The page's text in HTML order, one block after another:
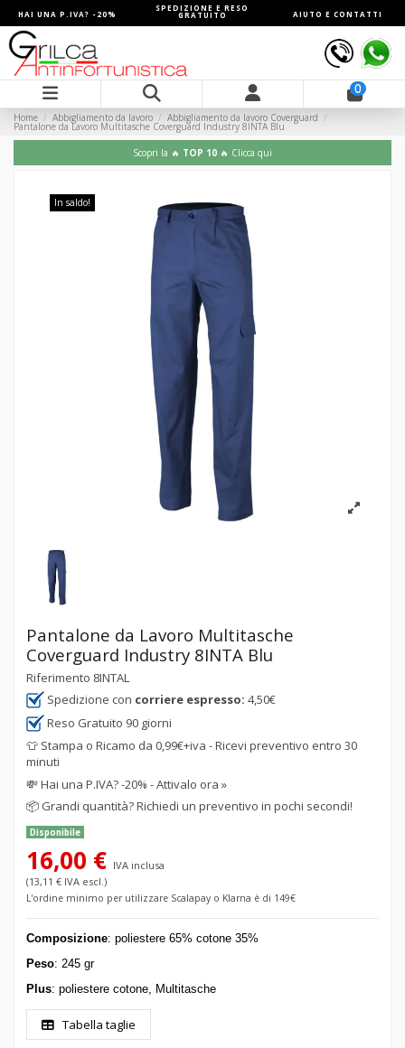
HAI UNA P.IVA? -20%
SPEDIZIONE E RESO
GRATUITO AIUTO E CONTATTI
0
Home Abbigliamento da lavoro Abbigliamento da lavoro Coverguard
Pantalone da Lavoro Multitasche Coverguard Industry 8INTA Blu
Scopri la 🔥 TOP 10 🔥 Clicca qui
In saldo!
Pantalone da Lavoro Multitasche
Coverguard Industry 8INTA Blu
Riferimento 8INTAL
Spedizione con corriere espresso: 4,50€
Reso Gratuito 90 giorni
👕 Stampa o Ricamo da 0,99€+iva - Ricevi preventivo entro 30
minuti
💸Hai una P.IVA? -20% - Attivalo ora »
📦 Grandi quantità? Richiedi un preventivo in pochi secondi!
Disponibile
16,00 € IVA inclusa
(13,11 € IVA escl.)
L'ordine minimo per utilizzare Scalapay o Klarna è di 149€
Composizione: poliestere 65% cotone 35%
Peso: 245 gr
Plus: poliestere cotone, Multitasche
Tabella taglie